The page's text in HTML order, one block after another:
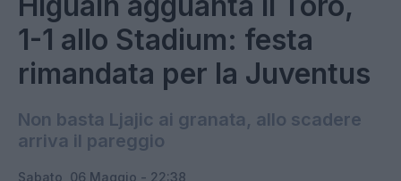
1-1 allo Stadium: festa
rimandata per la Juventus
Non basta Ljajic ai granata, allo scadere
arriva il pareggio
Sabato, 06 Maggio - 22:38